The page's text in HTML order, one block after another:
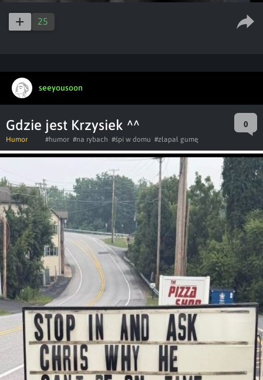
25
seeyousoon
Gdzie jest Krzysiek ^^ 0
Humor #humor #na rybach #śpi w domu #złapał gumę